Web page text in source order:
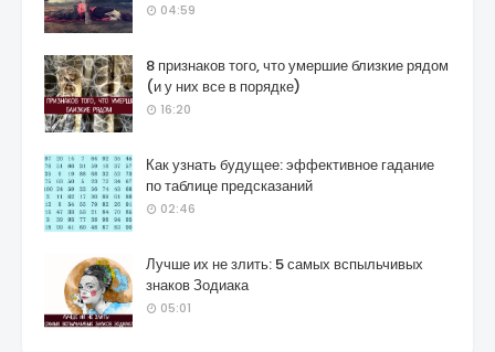
04:59
8 признаков того, что умершие близкие рядом
(и у них все в порядке)
16:20
Как узнать будущее: эффективное гадание
по таблице предсказаний
02:46
Лучше их не злить: 5 самых вспыльчивых
знаков Зодиака
05:01